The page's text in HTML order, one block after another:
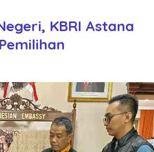
KBRI Astana